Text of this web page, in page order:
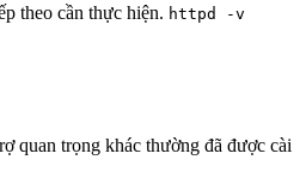
theo cần thực hiện. httpd -v
quan trọng khác thường đã được cài